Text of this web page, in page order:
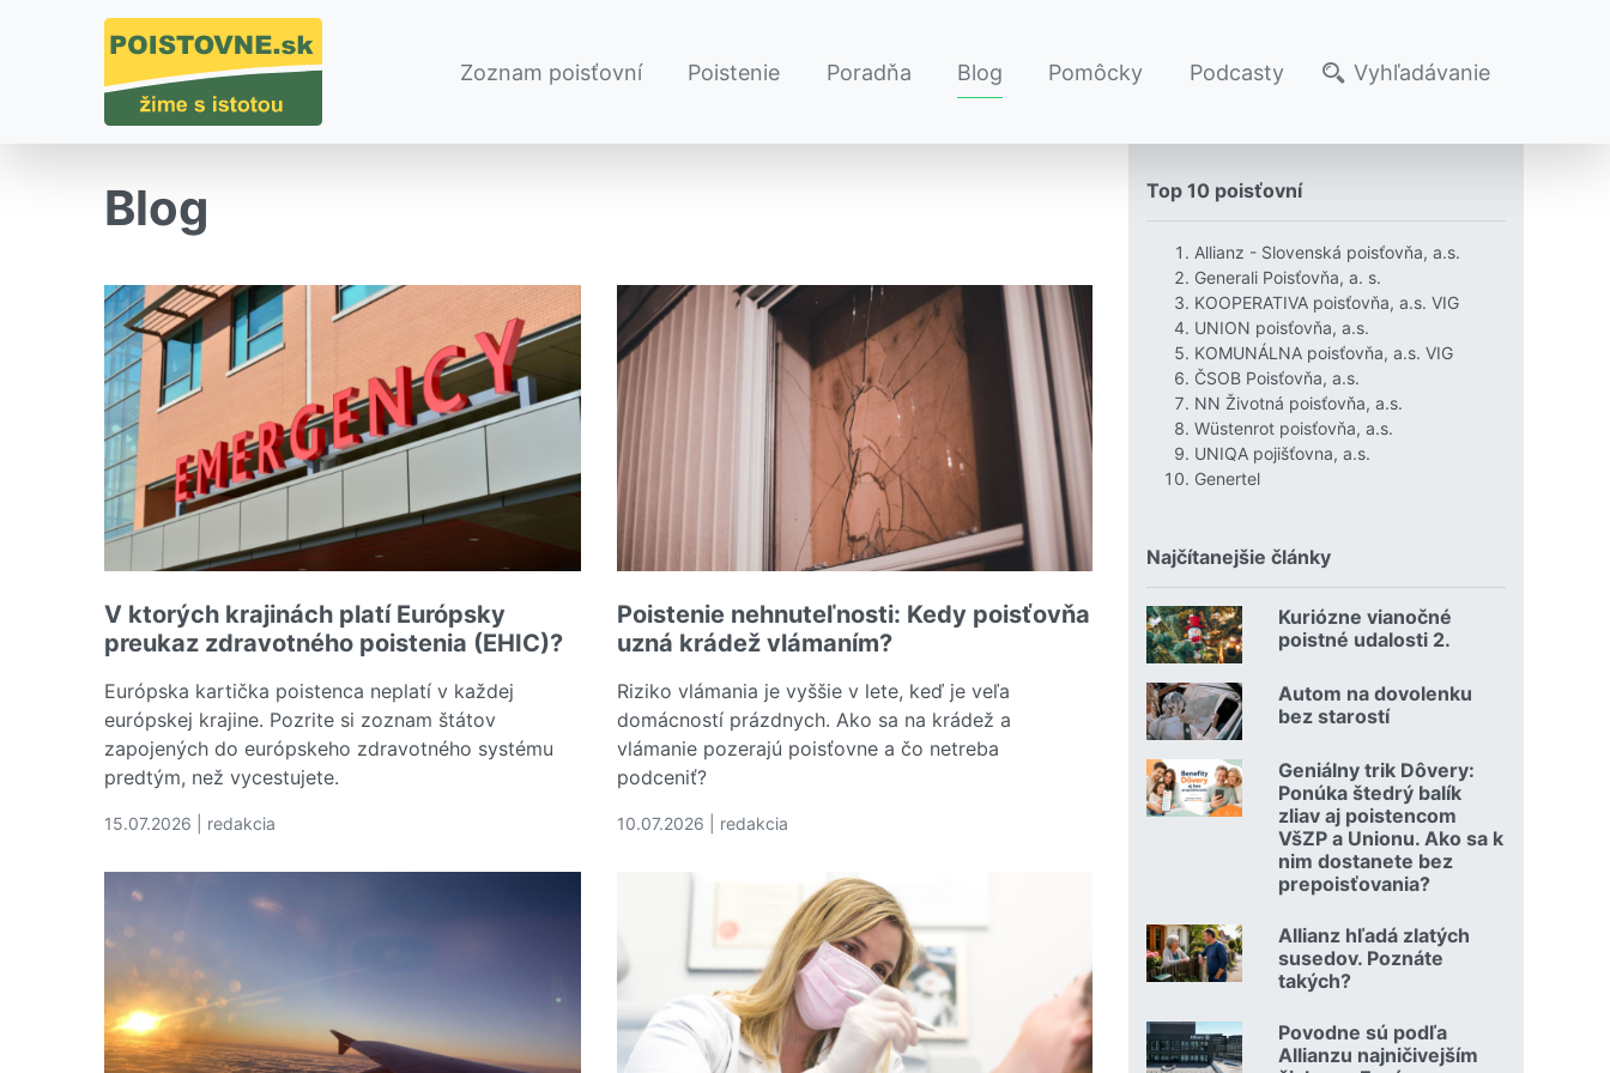
Zoznam poisťovní Poistenie Poradňa Blog Pomôcky Podcasty Vyhľadávanie
Blog
V ktorých krajinách platí Európsky
preukaz zdravotného poistenia (EHIC)?
Európska kartička poistenca neplatí v každej
európskej krajine. Pozrite si zoznam štátov
zapojených do európskeho zdravotného systému
predtým, než vycestujete.
15.07.2026 | redakcia
Poistenie nehnuteľnosti: Kedy poisťovňa
uzná krádež vlámaním?
Riziko vlámania je vyššie v lete, keď je veľa
domácností prázdnych. Ako sa na krádež a
vlámanie pozerajú poisťovne a čo netreba
podceniť?
10.07.2026 | redakcia
Čítať viac o Poistenie nehnuteľnosti: Kedy poisťovňa uzná krádež vlámaním?
Top 10 poisťovní
Allianz - Slovenská poisťovňa, a.s.
Generali Poisťovňa, a. s.
KOOPERATIVA poisťovňa, a.s. VIG
UNION poisťovňa, a.s.
KOMUNÁLNA poisťovňa, a.s. VIG
ČSOB Poisťovňa, a.s.
NN Životná poisťovňa, a.s.
Wüstenrot poisťovňa, a.s.
UNIQA pojišťovna, a.s.
Genertel
Najčítanejšie články
Kuriózne vianočné
poistné udalosti 2.
18.12.2024 | | redakcia
Autom na dovolenku
bez starostí
02.07.2026 |
Geniálny trik Dôvery:
Ponúka štedrý balík
zliav aj poistencom
VšZP a Unionu. Ako sa k
nim dostanete bez
prepoisťovania?
06.07.2026 | | redakcia
Allianz hľadá zlatých
susedov. Poznáte
takých?
08.07.2026 |
Povodne sú podľa
Allianzu najničivejším
23.07.2026 |